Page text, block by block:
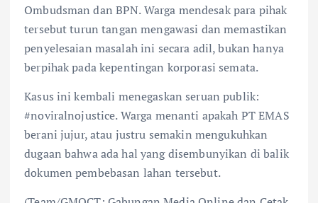
Ombudsman dan BPN. Warga mendesak para pihak
tersebut turun tangan mengawasi dan memastikan
penyelesaian masalah ini secara adil, bukan hanya
berpihak pada kepentingan korporasi semata.
Kasus ini kembali menegaskan seruan publik:
#noviralnojustice. Warga menanti apakah PT EMAS
berani jujur, atau justru semakin mengukuhkan
dugaan bahwa ada hal yang disembunyikan di balik
dokumen pembebasan lahan tersebut.